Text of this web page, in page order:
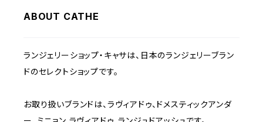
C70
C75
BEIGE
NAVY
1000~
2000~
ABOUT CATHE
ランジェリーショップ・キャサは、日本のランジェリーブラン
ドのセレクトショップです。
お取り扱いブランドは、ラヴィアドゥ、ドメスティックアンダ